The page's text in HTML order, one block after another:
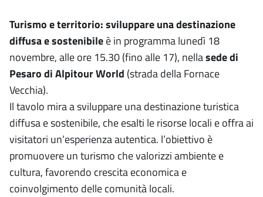
Turismo e territorio: sviluppare una destinazione
diffusa e sostenibileè in programma lunedì 18
novembre, alle ore 15.30 (fino alle 17), nellasede di
Pesaro di Alpitour World (strada della Fornace
Vecchia).
Il tavolo mira a sviluppare una destinazione turistica
diffusa e sostenibile, che esalti le risorse locali e offra ai
visitatori un’esperienza autentica. l’obiettivo è
promuovere un turismo che valorizzi ambiente e
cultura, favorendo crescita economica e
coinvolgimento delle comunità locali.